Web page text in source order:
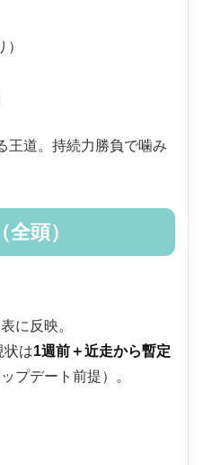
道。持続力勝負で噛み
頭）
に反映。
状は1週前＋近走から暫定
プデート前提）。